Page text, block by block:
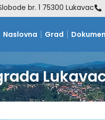
br. 1 75300 Lukavac
Naslovna Grad